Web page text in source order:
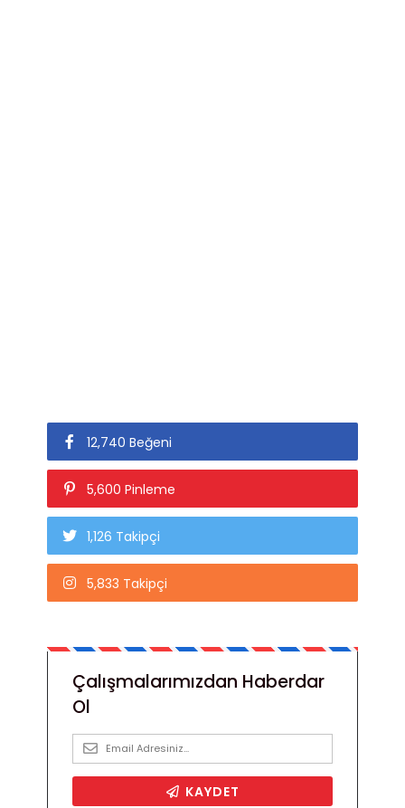
12,740 Beğeni
5,600 Pinleme
1,126 Takipçi
5,833 Takipçi